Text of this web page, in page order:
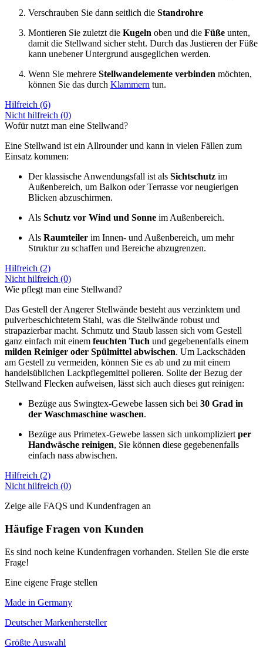
Verschrauben Sie dann seitlich die Standrohre
Montieren Sie zuletzt die Kugeln oben und die Füße unten,
damit die Stellwand sicher steht. Durch das Justieren der Füße
kann unebener Untergrund ausgeglichen werden.
Wenn Sie mehrere Stellwandelemente verbinden möchten,
können Sie das durch Klammern tun.
Hilfreich (6)
Nicht hilfreich (0)
Wofür nutzt man eine Stellwand?
Eine Stellwand ist ein Allrounder und kann in vielen Fällen zum
Einsatz kommen:
Der klassische Anwendungsfall ist als Sichtschutz im
Außenbereich, um Balkon oder Terrasse vor neugierigen
Blicken abzuschirmen.
Als Schutz vor Wind und Sonne im Außenbereich.
Als Raumteiler im Innen- und Außenbereich, um mehr
Struktur zu schaffen und Bereiche abzugrenzen.
Hilfreich (2)
Nicht hilfreich (0)
Wie pflegt man eine Stellwand?
Das Gestell der Angerer Stellwände besteht aus verzinktem und
pulverbeschichtetem Stahl, was die Stellwände robust und
strapazierbar macht. Schmutz und Staub lassen sich vom Gestell
ganz einfach mit einem feuchten Tuch und gegebenenfalls einem
milden Reiniger oder Spülmittel abwischen. Um Lackschäden
am Gestell zu vermeiden, können Sie es ab und zu mit einem
handelsüblichen Lackpflegemittel polieren. Sollte der Bezug der
Stellwand Flecken aufweisen, lässt sich auch dieses gut reinigen:
Bezüge aus Swingtex-Gewebe lassen sich bei 30 Grad in
der Waschmaschine waschen.
Bezüge aus Primetex-Gewebe lassen sich unkompliziert per
Handwäsche reinigen, Sie können diese gegebenenfalls
einfach nass abwischen.
Hilfreich (2)
Nicht hilfreich (0)
Zeige alle FAQS und Kundenfragen an
Häufige Fragen von Kunden
Es sind noch keine Kundenfragen vorhanden. Stellen Sie die erste
Frage!
Eine eigene Frage stellen
Made in Germany
Deutscher Markenhersteller
Größte Auswahl